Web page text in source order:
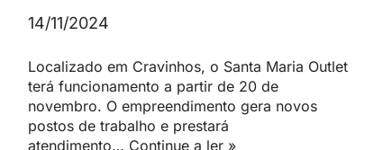
14/11/2024
Localizado em Cravinhos, o Santa Maria Outlet
terá funcionamento a partir de 20 de
novembro. O empreendimento gera novos
postos de trabalho e prestará
atendimento… Continue a ler »